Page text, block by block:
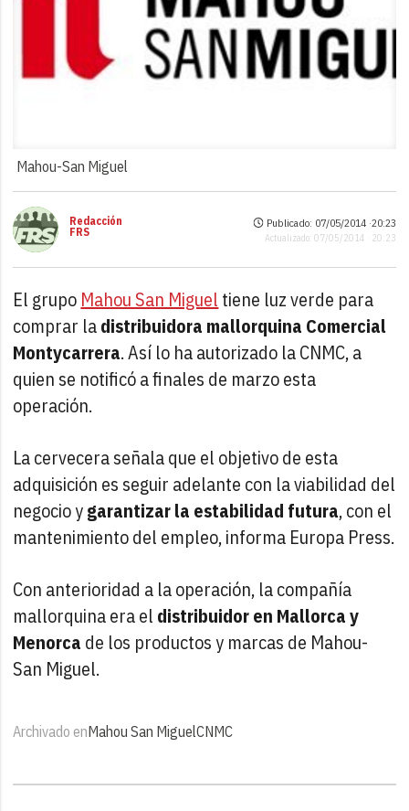
Mahou-San Miguel
Redacción
FRS
Publicado: 07/05/2014 ·20:23
Actualizado: 07/05/2014 · 20:23
El grupo Mahou San Miguel tiene luz verde para
comprar ladistribuidora mallorquina Comercial
Montycarrera. Así lo ha autorizado la CNMC, a
quien se notificó a finales de marzo esta
operación.
La cervecera señala que el objetivo de esta
adquisición es seguir adelante con la viabilidad del
negocio ygarantizar la estabilidad futura, con el
mantenimiento del empleo, informa Europa Press.
Con anterioridad a la operación, la compañía
mallorquina era el distribuidor en Mallorca y
Menorca de los productos y marcas de Mahou-
San Miguel.
Archivado enMahou San MiguelCNMC